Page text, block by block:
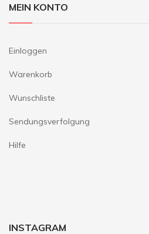
MEIN KONTO
Einloggen
Warenkorb
Wunschliste
Sendungsverfolgung
Hilfe
INSTAGRAM